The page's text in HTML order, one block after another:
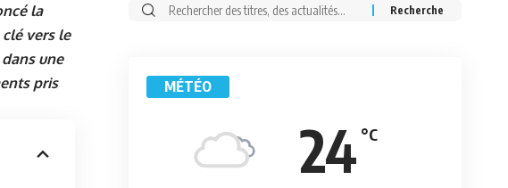
la
vers le
une
pris
Rechercher:
MÉTÉO
24 °C